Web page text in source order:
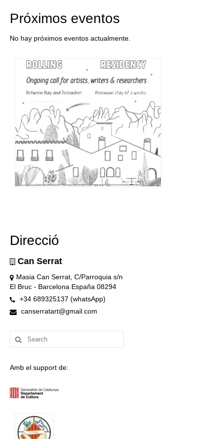
Próximos eventos
No hay próximos eventos actualmente.
Direcció
Can Serrat
Masia Can Serrat, C/Parroquia s/n
El Bruc - Barcelona España 08294
+34 689325137 (whatsApp)
canserratart@gmail.com
Search
for:
Amb el support de: